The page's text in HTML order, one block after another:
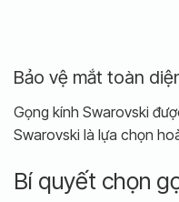
Bảo vệ mắt toàn
Gọng kính Swarovski
Swarovski là lựa chọn
Bí quyết chọn